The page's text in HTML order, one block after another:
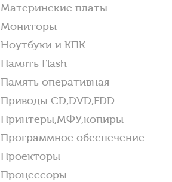
Материнские платы
Мониторы
Ноутбуки и КПК
Память Flash
Память оперативная
Приводы CD,DVD,FDD
Принтеры,МФУ,копиры
Программное обеспечение
Проекторы
Процессоры